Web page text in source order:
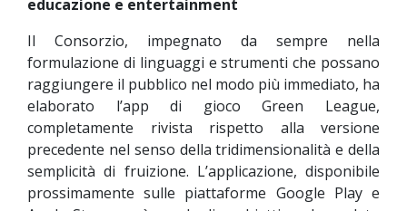
educazione e entertainment
Il Consorzio, impegnato da sempre nella
formulazione di linguaggi e strumenti che possano
raggiungere il pubblico nel modo più immediato, ha
elaborato l’app di gioco Green League,
completamente rivista rispetto alla versione
precedente nel senso della tridimensionalità e della
semplicità di fruizione. L’applicazione, disponibile
prossimamente sulle piattaforme Google Play e